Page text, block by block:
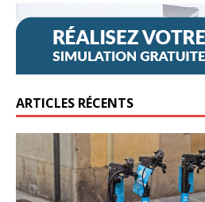
ARTICLES RÉCENTS